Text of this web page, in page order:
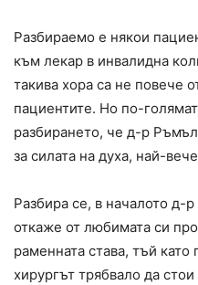
Разбираемо е някои
към лекар в инвалидна
такива хора са не повече
пациентите. Но по-
разбирането, че д-р
за силата на духа, най-
Разбира се, в началото д-
откаже от любимата си
раменната става, тъй
хирургът трябвало да